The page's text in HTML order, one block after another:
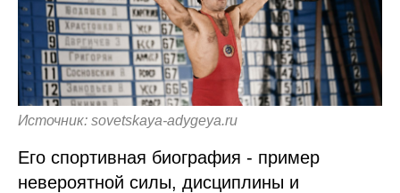
Источник: sovetskaya-adygeya.ru
Его спортивная биография - пример
невероятной силы, дисциплины и